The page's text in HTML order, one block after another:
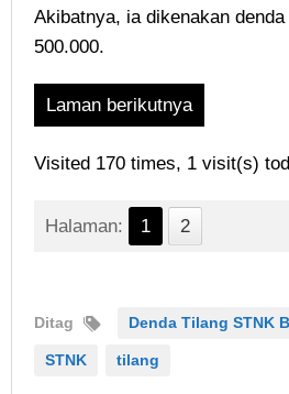
Akibatnya, ia dikenakan
500.000.
Laman berikutnya
Visited 170 times, 1 visit(s)
Halaman: 1 2
Ditag Denda Tilang STNK
STNK tilang